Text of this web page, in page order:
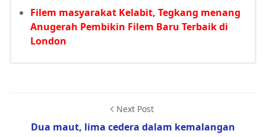
Filem masyarakat Kelabit, Tegkang menang
Anugerah Pembikin Filem Baru Terbaik di
London
Next Post
Dua maut, lima cedera dalam kemalangan